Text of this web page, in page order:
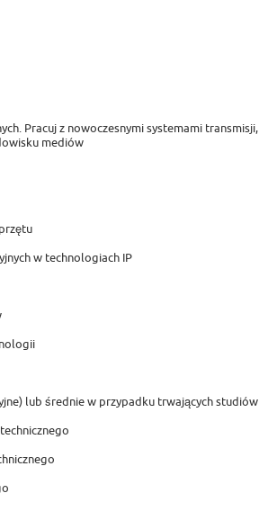
Pracuj z nowoczesnymi systemami transmisji,
mediów
w technologiach IP
lub średnie w przypadku trwających studiów